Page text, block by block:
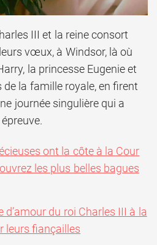
III et la reine consort
vœux, à Windsor, là où
la princesse Eugenie et
de la famille royale, en firent
journée singulière qui a
ont la côte à la Cour
les plus belles bagues
d’amour du roi Charles III à la
leurs fiançailles